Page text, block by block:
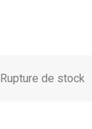
Rupture de stock